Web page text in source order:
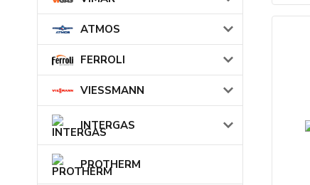
ATMOS
FERROLI
VIESSMANN
INTERGAS
PROTHERM